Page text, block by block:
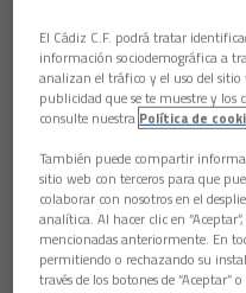
El técnico Sergio
prensa de El Sadar. “Un
equipo intenso como
en el partido. Ellos
principio, pero poco a poco
penalti primero nos hizo
situaciones muy claras de
estábamos, llegó la
segundo penalti. Toca
el Athletic de la semana que
Momentos del partido que
habido fases del partido
El Cádiz C.F. podrá tratar
información sociodemográfica a
analizan el tráfico y el uso del
publicidad que se te muestre y
consulte nuestra Política de
También puede compartir
sitio web con terceros para que
colaborar con nosotros en el
analítica. Al hacer clic en
mencionadas anteriormente. En
permitiendo o rechazando su
través de los botones de “Aceptar”